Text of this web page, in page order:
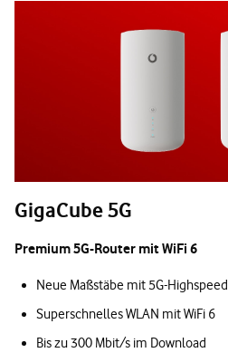
GigaCube 5G
Premium 5G-Router mit WiFi 6
Neue Maßstäbe mit 5G-Highspeed
Superschnelles WLAN mit WiFi 6
Bis zu 300 Mbit/s im Download